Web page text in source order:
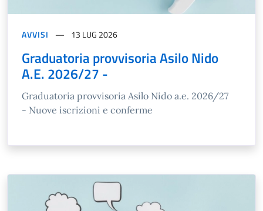
AVVISI 13 LUG 2026
Graduatoria provvisoria Asilo Nido
A.E. 2026/27 -
Graduatoria provvisoria Asilo Nido a.e. 2026/27
- Nuove iscrizioni e conferme